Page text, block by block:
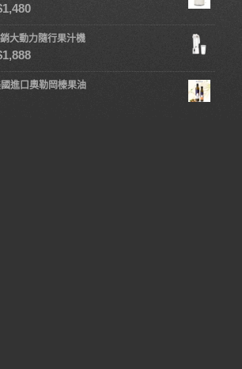
1,480
大動力隨行果汁機
1,888
進口奧勒岡榛果油